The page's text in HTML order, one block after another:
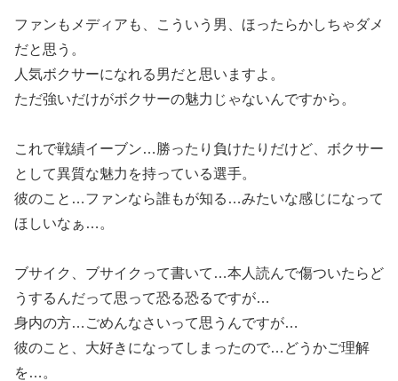
ファンもメディアも、こういう男、ほったらかしちゃダメ
だと思う。
人気ボクサーになれる男だと思いますよ。
ただ強いだけがボクサーの魅力じゃないんですから。
これで戦績イーブン…勝ったり負けたりだけど、ボクサー
として異質な魅力を持っている選手。
彼のこと…ファンなら誰もが知る…みたいな感じになって
ほしいなぁ…。
ブサイク、ブサイクって書いて…本人読んで傷ついたらど
うするんだって思って恐る恐るですが…
身内の方…ごめんなさいって思うんですが…
彼のこと、大好きになってしまったので…どうかご理解
を…。